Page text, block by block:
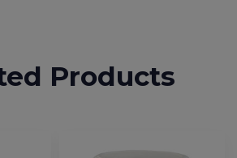
Products